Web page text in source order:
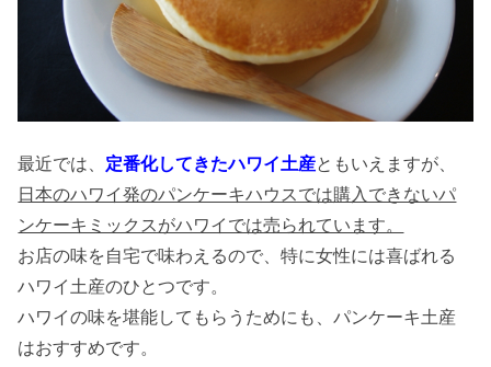
最近では、 定番化してきたハワイ土産ともいえますが、
日本のハワイ発のパンケーキハウスでは購入できないパ
ンケーキミックスがハワイでは売られています。
お店の味を自宅で味わえるので、特に女性には喜ばれる
ハワイ土産のひとつです。
ハワイの味を堪能してもらうためにも、パンケーキ土産
はおすすめです。